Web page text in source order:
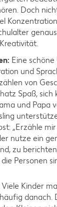
Doch
Eine
und
von
Spaß, sich
und Papa
„Erzähle
nutze ein
zu
Personen
Viele Kinder
danach.